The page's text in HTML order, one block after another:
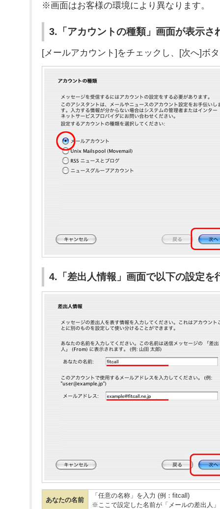
※画面はお客様の環境により異なります。
3.「アカウントの種類」画面が表示さ
[メールアカウント]をチェックし、[次へ]ボ
4.「差出人情報」画面で以下の設定を
あなたの名前
「任意の名称」を入力 (例：fitcall)
※ここで設定した名前が「メールの差出人